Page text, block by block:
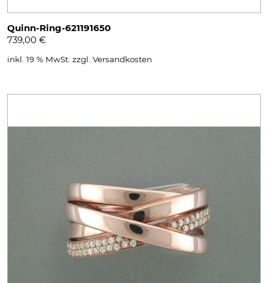
Quinn-Ring-621191650
739,00 €
inkl. 19 % MwSt. zzgl. Versandkosten